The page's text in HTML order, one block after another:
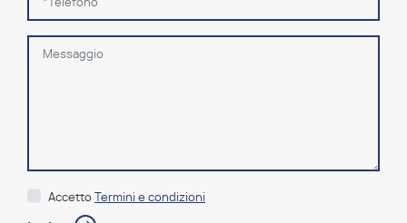
Accetto Termini e condizioni